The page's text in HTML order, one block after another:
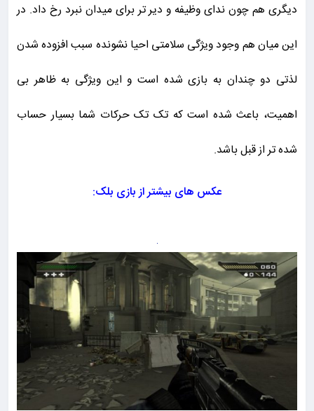
دیگری هم چون ندای وظیفه و دیر تر برای میدان نبرد رخ داد. در
این میان هم وجود ویژگی سلامتی احیا نشونده سبب افزوده شدن
لذتی دو چندان به بازی شده است و این ویژگی به ظاهر بی
اهمیت، باعث شده است که تک تک حرکات شما بسیار حساب
شده تر از قبل باشد.
عکس های بیشتر از بازی بلک: